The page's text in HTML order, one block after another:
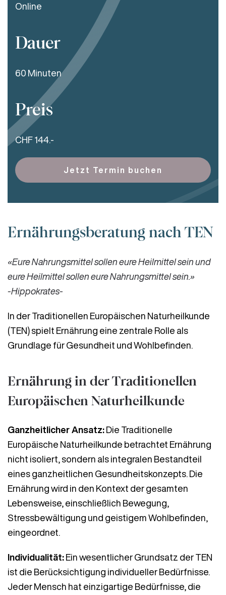
Online
Dauer
60 Minuten
Preis
CHF 144.-
Jetzt Termin buchen
Ernährungsberatung nach TEN
«Eure Nahrungsmittel sollen eure Heilmittel sein und
eure Heilmittel sollen eure Nahrungsmittel sein.»
-Hippokrates-
In der Traditionellen Europäischen Naturheilkunde
(TEN) spielt Ernährung eine zentrale Rolle als
Grundlage für Gesundheit und Wohlbefinden.
Ernährung in der Traditionellen
Europäischen Naturheilkunde
Ganzheitlicher Ansatz: Die Traditionelle
Europäische Naturheilkunde betrachtet Ernährung
nicht isoliert, sondern als integralen Bestandteil
eines ganzheitlichen Gesundheitskonzepts. Die
Ernährung wird in den Kontext der gesamten
Lebensweise, einschließlich Bewegung,
Stressbewältigung und geistigem Wohlbefinden,
eingeordnet.
Individualität: Ein wesentlicher Grundsatz der TEN
ist die Berücksichtigung individueller Bedürfnisse.
Jeder Mensch hat einzigartige Bedürfnisse, die